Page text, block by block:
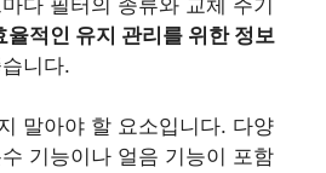
율적인 유지 관리를 위한 정보
니다.
말아야 할 요소입니다. 다양
기능이나 얼음 기능이 포함